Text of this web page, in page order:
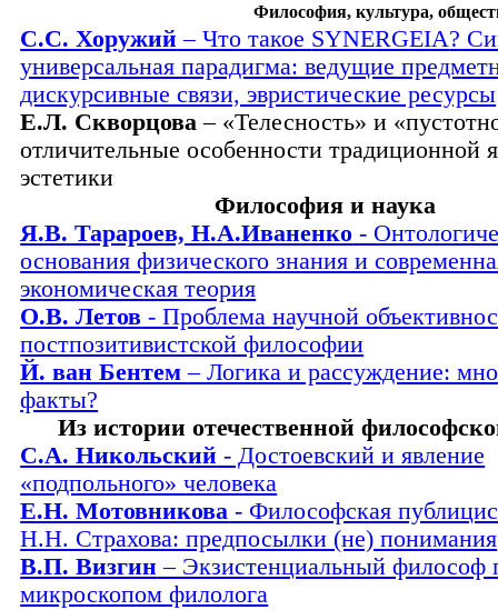
Философия, культура,
С.С. Хоружий – Что такое SYNERGEIA?
универсальная парадигма: ведущие
дискурсивные связи, эвристические ресурсы
Е.Л. Скворцова – «Телесность» и
отличительные особенности традиционной
эстетики
Философия и наука
Я.В. Тарароев, Н.А.Иваненко -
основания физического знания и
экономическая теория
О.В. Летов - Проблема научной
постпозитивистской философии
Й. ван Бентем– Логика и рассуждение:
факты?
Из истории отечественной
С.А. Никольский - Достоевский и явление
«подпольного» человека
Е.Н. Мотовникова - Философская
Н.Н. Страхова: предпосылки (не) понимания
В.П. Визгин – Экзистенциальный философ
микроскопом филолога